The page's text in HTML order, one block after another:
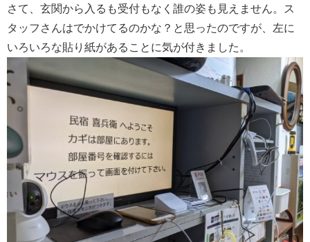
さて、玄関から入るも受付もなく誰の姿も見えません。ス
タッフさんはでかけてるのかな？と思ったのですが、左に
いろいろな貼り紙があることに気が付きました。